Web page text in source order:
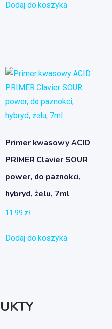
Dodaj do koszyka
Primer kwasowy ACID
PRIMER Clavier SOUR
power, do paznokci,
hybryd, żelu, 7ml
11.99 zł
Dodaj do koszyka